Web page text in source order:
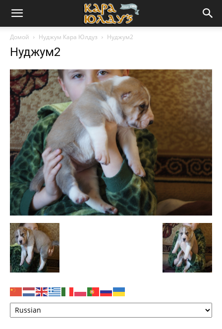
Домой Нуджум Кара Юлдуз Нуджум2
Нуджум2